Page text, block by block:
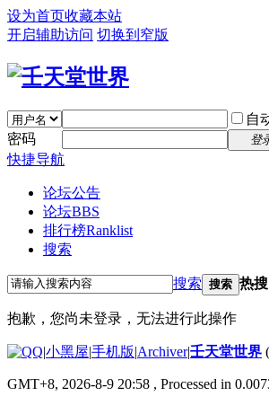
设为首页收藏本站
开启辅助访问 切换到窄版
自
密码
登
快捷导航
论坛公告
论坛BBS
排行榜Ranklist
搜索
搜索 搜索 热
抱歉，您尚未登录，无法进行此操作
|小黑屋|手机版|Archiver|壬天堂世界 (
GMT+8, 2026-8-9 20:58 , Processed in